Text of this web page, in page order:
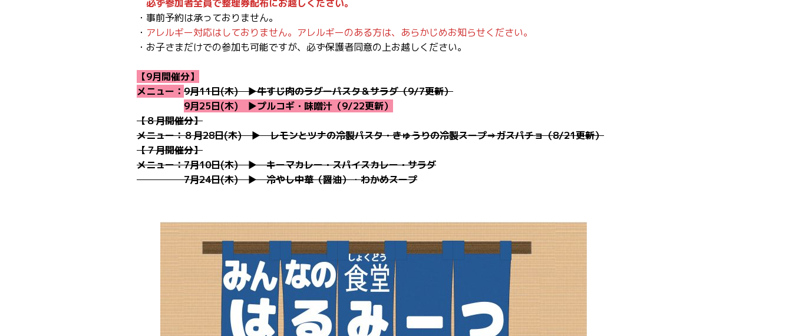
必ず参加者全員で整理券配布にお越しください。
・事前予約は承っておりません。
・ アレルギー対応はしておりません。アレルギーのある方は、あらかじめお知らせください。
・お子さまだけでの参加も可能ですが、必ず保護者同意の上お越しください。
【9月開催分】
メニュー： 9月11日(木) ▶牛すじ肉のラグーパスタ＆サラダ（9/7更新）
9月25日(木) ▶プルコギ・味噌汁（9/22更新）
【８月開催分】
メニュー：８月28日(木) ▶ レモンとツナの冷製パスタ・きゅうりの冷製スープ⇒ガスパチョ（8/21更新）
【７月開催分】
メニュー：7月10日(木) ▶ キーマカレー・スパイスカレー・サラダ
7月24日(木) ▶ 冷やし中華（醤油）・わかめスープ